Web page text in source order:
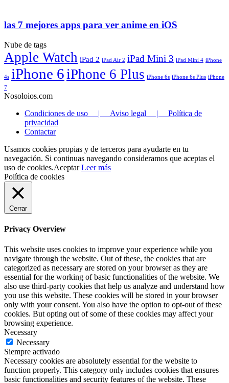
las 7 mejores apps para ver anime en iOS
Nube de tags
Apple Watch iPad 2 iPad Air 2 iPad Mini 3 iPad Mini 4 iPhone
4s iPhone 6iPhone 6 Plus iPhone 6s iPhone 6s Plus iPhone
7
Nosoloios.com
Condiciones de uso | Aviso legal | Política de
privacidad
Contactar
Usamos cookies propias y de terceros para ayudarte en tu
navegación. Si continuas navegando consideramos que aceptas el
uso de cookies.Aceptar Leer más
Política de cookies
Cerrar
Privacy Overview
This website uses cookies to improve your experience while you
navigate through the website. Out of these, the cookies that are
categorized as necessary are stored on your browser as they are
essential for the working of basic functionalities of the website. We
also use third-party cookies that help us analyze and understand how
you use this website. These cookies will be stored in your browser
only with your consent. You also have the option to opt-out of these
cookies. But opting out of some of these cookies may affect your
browsing experience.
Necessary
Necessary
Siempre activado
Necessary cookies are absolutely essential for the website to
function properly. This category only includes cookies that ensures
basic functionalities and security features of the website. These